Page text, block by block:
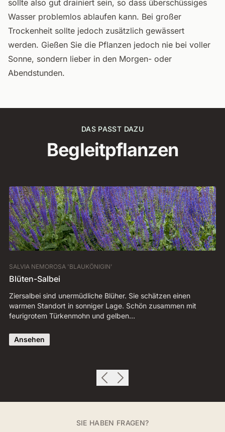
sollte also gut drainiert sein, so dass überschüssiges
Wasser problemlos ablaufen kann. Bei großer
Trockenheit sollte jedoch zusätzlich gewässert
werden. Gießen Sie die Pflanzen jedoch nie bei voller
Sonne, sondern lieber in den Morgen- oder
Abendstunden.
DAS PASST DAZU
Begleitpflanzen
SALVIA NEMOROSA 'BLAUKÖNIGIN'
Blüten-Salbei
Ziersalbei sind unermüdliche Blüher. Sie schätzen einen
warmen Standort in sonniger Lage. Schön zusammen mit
feurigrotem Türkenmohn und gelben…
Ansehen
SIE HABEN FRAGEN?